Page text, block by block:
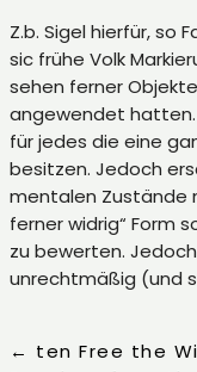
Z.b. Sigel hierfür, so
sic frühe Volk
sehen ferner
angewendet hatten.
für jedes die eine
besitzen. Jedoch
mentalen Zustände
ferner widrig“ Form
zu bewerten.
unrechtmäßig (und
← ten Free the